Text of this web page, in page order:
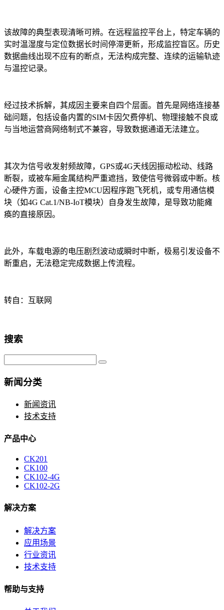
该故障的典型表现清晰可辨。在远程监控平台上，特定车辆的
实时温湿度与定位数据长时间停滞更新，形成监控盲区。历史
数据曲线出现不应有的断点，无法构成完整、连续的运输轨迹
与温控记录。
经过技术拆解，其成因主要来自四个层面。首先是网络连接基
础问题，包括设备内置的SIM卡因欠费停机、物理接触不良或
与当地运营商网络制式不兼容，导致数据通道无法建立。
其次为信号收发射频故障， GPS或4G天线因振动松动、线路
断裂，或被车厢金属结构严重遮挡，致使信号微弱或中断。核
心硬件方面，设备主控MCU因程序跑飞死机，或专用通信模
块（如4G Cat.1/NB-IoT模块）自身发生故障，是导致功能瘫
痪的直接原因。
此外，车载电源的电压剧烈波动或瞬时中断，极易引发设备不
断重启，无法稳定完成数据上传流程。
转自：互联网
搜索
新闻分类
新闻资讯
技术支持
产品中心
CK201
CK100
CK102-4G
CK102-2G
解决方案
解决方案
应用场景
行业资讯
技术支持
帮助与支持